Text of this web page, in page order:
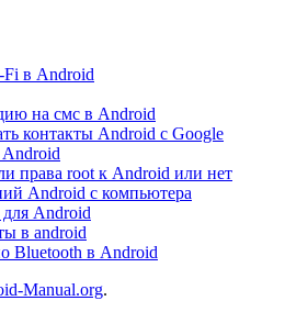
Fi в Android
на смс в Android
контакты Android с Google
права root к Android или нет
Android с компьютера
Android
в android
Bluetooth в Android
Manual.org.